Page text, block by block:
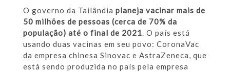
O governo da Tailândia planeja vacinar mais de
50 milhões de pessoas (cerca de 70% da
população) até o final de 2021
. O país está
usando duas vacinas em seu povo: CoronaVac
da empresa chinesa Sinovac e AstraZeneca, que
está sendo produzida no país pela empresa